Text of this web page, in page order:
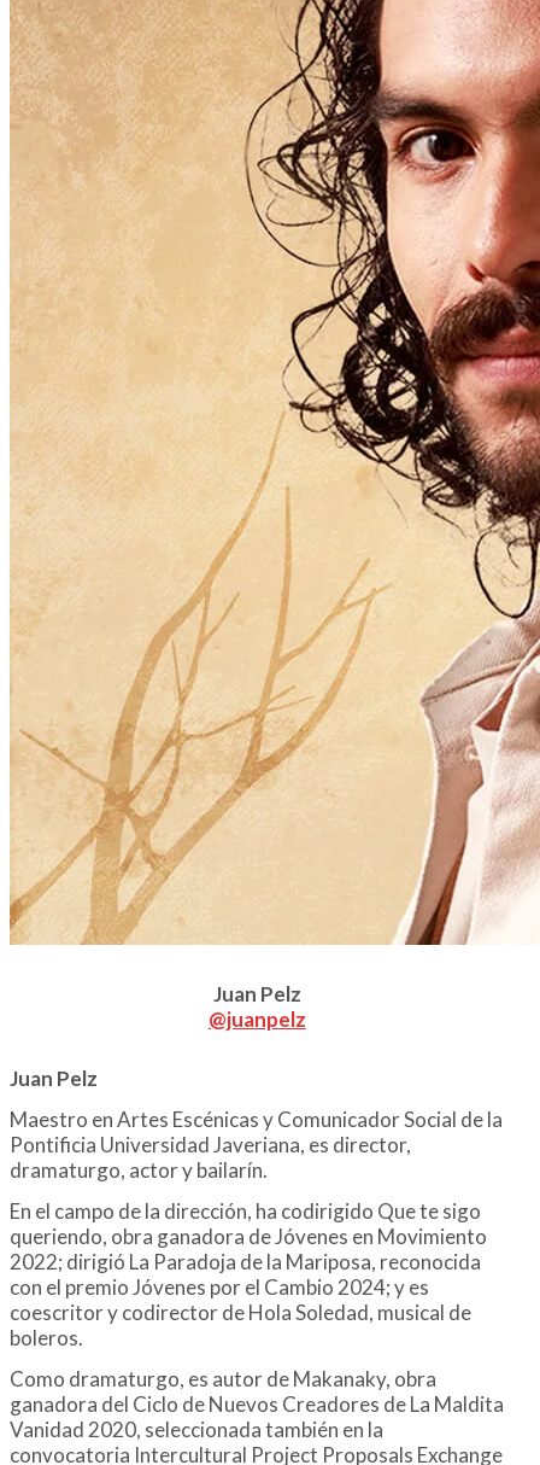
Juan Pelz
@juanpelz
Juan Pelz
Maestro en Artes Escénicas y Comunicador Social de la
Pontificia Universidad Javeriana, es director,
dramaturgo, actor y bailarín.
En el campo de la dirección, ha codirigido Que te sigo
queriendo, obra ganadora de Jóvenes en Movimiento
2022; dirigió La Paradoja de la Mariposa, reconocida
con el premio Jóvenes por el Cambio 2024; y es
coescritor y codirector de Hola Soledad, musical de
boleros.
Como dramaturgo, es autor de Makanaky, obra
ganadora del Ciclo de Nuevos Creadores de La Maldita
Vanidad 2020, seleccionada también en la
convocatoria Intercultural Project Proposals Exchange